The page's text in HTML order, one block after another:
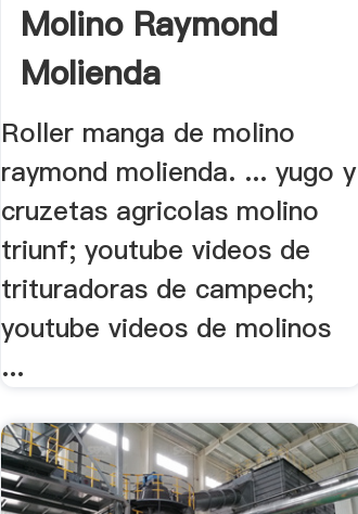
Molino Raymond
Molienda
Roller manga de molino
raymond molienda. ... yugo y
cruzetas agricolas molino
triunf; youtube videos de
trituradoras de campech;
youtube videos de molinos
...